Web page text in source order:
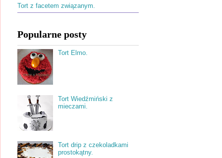
Tort z facetem związanym.
Popularne posty
Tort Elmo.
Tort Wiedźmiński z
mieczami.
Tort drip z czekoladkami
prostokątny.